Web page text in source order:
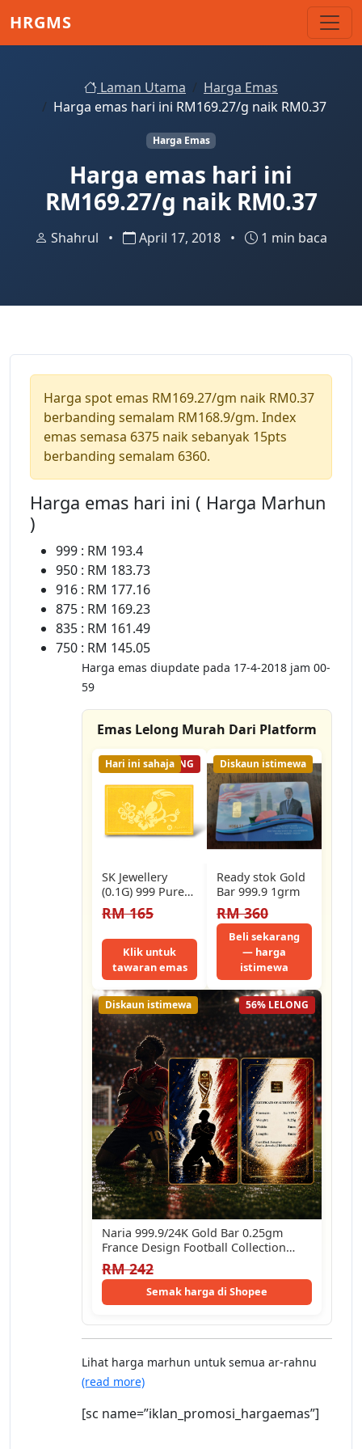
HRGMS
Laman Utama
Harga Emas
Harga emas hari ini RM169.27/g naik RM0.37
Harga Emas
Harga emas hari ini
RM169.27/g naik RM0.37
Shahrul • April 17, 2018 • 1 min baca
Harga spot emas RM169.27/gm naik RM0.37
berbanding semalam RM168.9/gm. Index
emas semasa 6375 naik sebanyak 15pts
berbanding semalam 6360.
Harga emas hari ini ( Harga Marhun
)
999 : RM 193.4
950 : RM 183.73
916 : RM 177.16
875 : RM 169.23
835 : RM 161.49
750 : RM 145.05
Harga emas diupdate pada 17-4-2018 jam 00-
59
Emas Lelong Murah Dari Platform
43% LELONG
Hari ini sahaja
SK Jewellery
(0.1G) 999 Pure
Gold Hornbill
Bunga Raya Gold
Bar
RM 165
Klik untuk
tawaran emas
Diskaun istimewa
Ready stok Gold
Bar 999.9 1grm
RM 360
Beli sekarang
— harga
istimewa
56% LELONG
Diskaun istimewa
Naria 999.9/24K Gold Bar 0.25gm
France Design Football Collection
Pelaburan Emas Gold…
RM 242
Semak harga di Shopee
Lihat harga marhun untuk semua ar-rahnu
(read more)
[sc name=”iklan_promosi_hargaemas”]